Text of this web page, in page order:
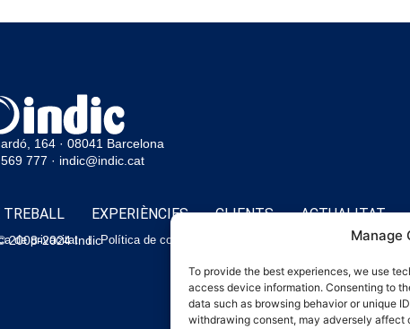
Manage
To provide the best experiences, we use
access device information. Consenting to
data such as browsing behavior or unique
withdrawing consent, may adversely affect
164 · 08041 Barcelona
777 · indic@indic.cat
EXPERIÈNCIES CLIENTS ACTUALITAT
de privacitat Política de cookies
2008-2024 Indic